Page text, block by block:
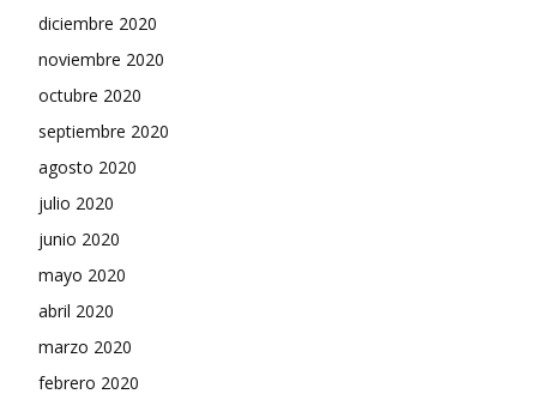
diciembre 2020
noviembre 2020
octubre 2020
septiembre 2020
agosto 2020
julio 2020
junio 2020
mayo 2020
abril 2020
marzo 2020
febrero 2020